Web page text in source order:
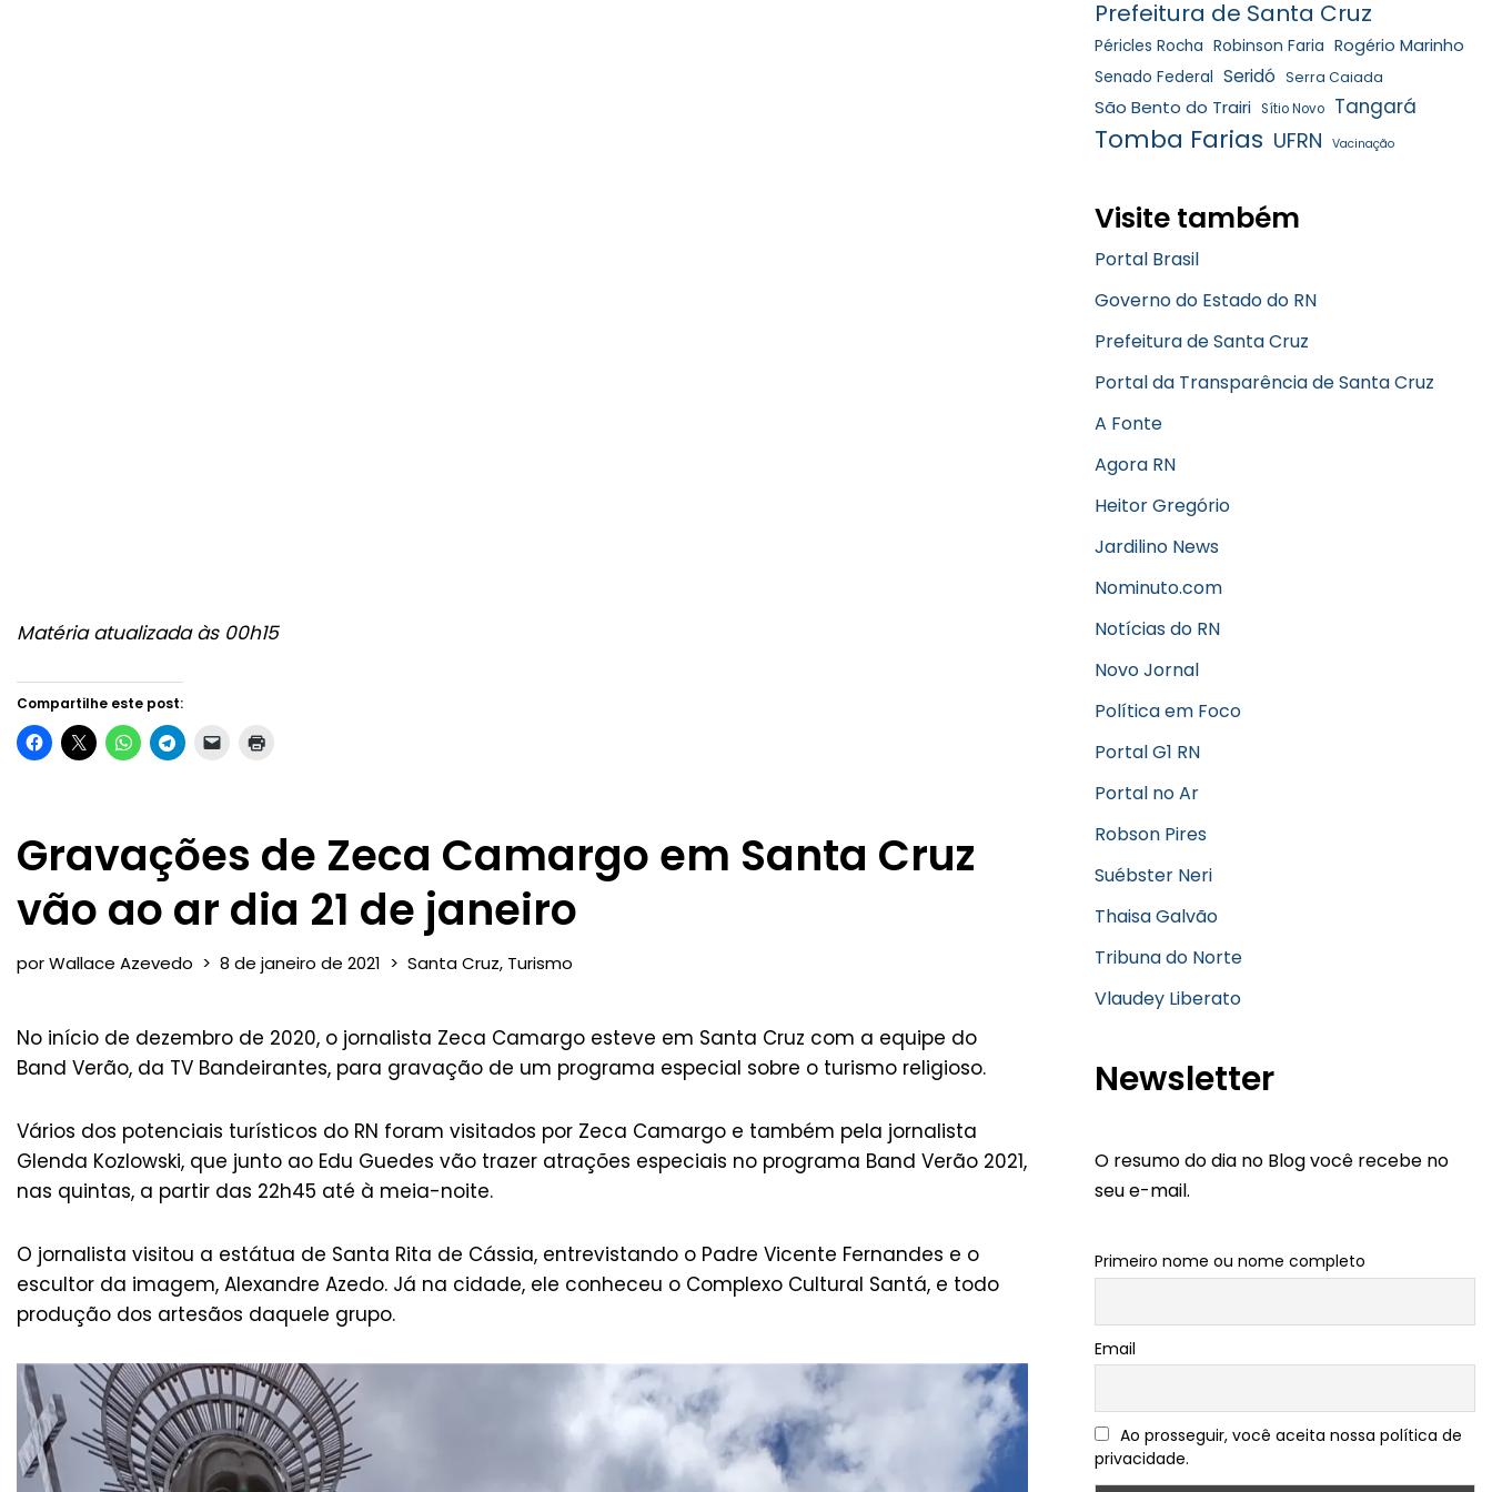
Matéria atualizada às 00h15
Compartilhe este post:
Gravações de Zeca Camargo em Santa Cruz
vão ao ar dia 21 de janeiro
porWallace Azevedo 8 de janeiro de 2021 Santa Cruz, Turismo
No início de dezembro de 2020, o jornalista Zeca Camargo esteve em Santa Cruz com a equipe do
Band Verão, da TV Bandeirantes, para gravação de um programa especial sobre o turismo religioso.
Vários dos potenciais turísticos do RN foram visitados por Zeca Camargo e também pela jornalista
Glenda Kozlowski, que junto ao Edu Guedes vão trazer atrações especiais no programa Band Verão 2021,
nas quintas, a partir das 22h45 até à meia-noite.
O jornalista visitou a estátua de Santa Rita de Cássia, entrevistando o Padre Vicente Fernandes e o
escultor da imagem, Alexandre Azedo. Já na cidade, ele conheceu o Complexo Cultural Santá, e todo
produção dos artesãos daquele grupo.
Prefeitura de Santa Cruz
Péricles Rocha Robinson Faria Rogério Marinho
Senado Federal Seridó Serra Caiada
São Bento do Trairi Sítio Novo Tangará
Tomba Farias UFRN Vacinação
Visite também
Portal Brasil
Governo do Estado do RN
Prefeitura de Santa Cruz
Portal da Transparência de Santa Cruz
A Fonte
Agora RN
Heitor Gregório
Jardilino News
Nominuto.com
Notícias do RN
Novo Jornal
Política em Foco
Portal G1 RN
Portal no Ar
Robson Pires
Suébster Neri
Thaisa Galvão
Tribuna do Norte
Vlaudey Liberato
Newsletter
O resumo do dia no Blog você recebe no
seu e-mail.
Primeiro nome ou nome completo
Email
Ao prosseguir, você aceita nossa política de
privacidade.